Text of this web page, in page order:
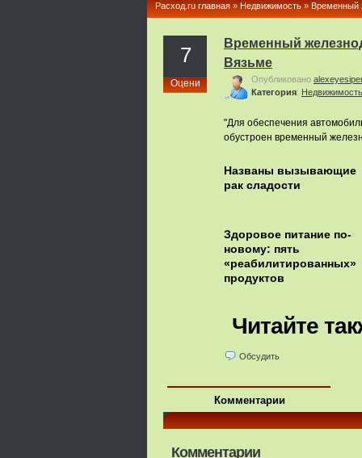
Расход.ru главная » Недвижимость » Временный
7
Оцени
Временный
Вязьме
Опубликовано
Категория: Недвижимость
"Для обеспечения
обустроен временный
Названы вызывающие
рак сладости
Здоровое питание по-
новому: пять
«реабилитированных»
продуктов
Читайте
Обсудить
Комментарии
Комментарии